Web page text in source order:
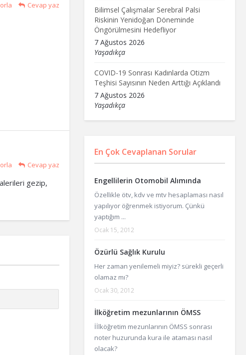
Cevap yaz
Cevap yaz
gezip,
Bilimsel Çalışmalar Serebral Palsi
Riskinin Yenidoğan Döneminde
Öngörülmesini Hedefliyor
7 Ağustos 2026
Yaşadıkça
COVID-19 Sonrası Kadınlarda Otizm
Teşhisi Sayısının Neden Arttığı Açıklandı
7 Ağustos 2026
Yaşadıkça
En Çok Cevaplanan Sorular
Engellilerin Otomobil Alımında
Özellikle ötv, kdv ve mtv hesaplaması nasıl
yapılıyor öğrenmek istiyorum. Çünkü
yaptığım ...
Ocak 15, 2012
Özürlü Sağlık Kurulu
Her zaman yenilemeli miyiz? sürekli geçerli
olamaz mı?
Ocak 30, 2012
İlköğretim mezunlarının ÖMSS
İİlköğretim mezunlarının ÖMSS sonrası
noter huzurunda kura ile ataması nasıl
olacak?